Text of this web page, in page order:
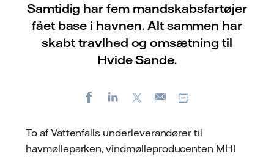
Samtidig har fem mandskabsfartøjer
fået base i havnen. Alt sammen har
skabt travlhed og omsætning til
Hvide Sande.
FacebookLinkedIn
E-
To af Vattenfalls underleverandører til
havmølleparken, vindmølleproducenten MHI